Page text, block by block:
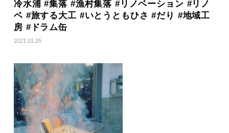
冷水浦 #集落 #漁村集落 #リノベーション #リノ
ベ #旅する大工 #いとうともひさ #だり #地域工
房 #ドラム缶
2021.01.25